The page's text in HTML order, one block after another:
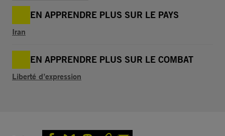
EN APPRENDRE PLUS SUR LE PAYS
Iran
EN APPRENDRE PLUS SUR LE COMBAT
Liberté d’expression